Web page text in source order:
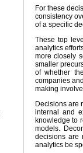
For these
consistency
of a specific
These top
analytics
more closely
smaller
of whether
companies
making
Decisions are
internal and
knowledge to
models.
decisions are
analytics be